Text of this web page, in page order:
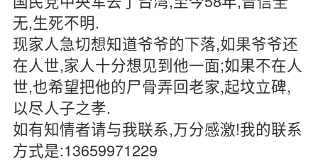
无,生死不明.
现家人急切想知道爷爷的下落,如果爷爷还
在人世,家人十分想见到他一面;如果不在人
世,也希望把他的尸骨弄回老家,起坟立碑,
以尽人子之孝.
如有知情者请与我联系,万分感激!我的联系
方式是:13659971229